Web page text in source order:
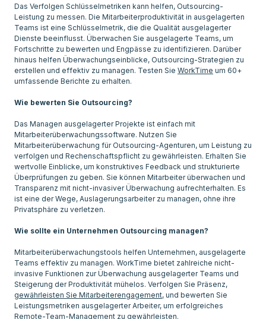
Das Verfolgen Schlüsselmetriken kann helfen, Outsourcing-
Leistung zu messen. Die Mitarbeiterproduktivität in ausgelagerten
Teams ist eine Schlüsselmetrik, die die Qualität ausgelagerter
Dienste beeinflusst. Überwachen Sie ausgelagerte Teams, um
Fortschritte zu bewerten und Engpässe zu identifizieren. Darüber
hinaus helfen Überwachungseinblicke, Outsourcing-Strategien zu
erstellen und effektiv zu managen. Testen Sie WorkTime um 60+
umfassende Berichte zu erhalten.
Wie bewerten Sie Outsourcing?
Das Managen ausgelagerter Projekte ist einfach mit
Mitarbeiterüberwachungssoftware. Nutzen Sie
Mitarbeiterüberwachung für Outsourcing-Agenturen, um Leistung zu
verfolgen und Rechenschaftspflicht zu gewährleisten. Erhalten Sie
wertvolle Einblicke, um konstruktives Feedback und strukturierte
Überprüfungen zu geben. Sie können Mitarbeiter überwachen und
Transparenz mit nicht-invasiver Überwachung aufrechterhalten. Es
ist eine der Wege, Auslagerungsarbeiter zu managen, ohne ihre
Privatsphäre zu verletzen.
Wie sollte ein Unternehmen Outsourcing managen?
Mitarbeiterüberwachungstools helfen Unternehmen, ausgelagerte
Teams effektiv zu managen. WorkTime bietet zahlreiche nicht-
invasive Funktionen zur Überwachung ausgelagerter Teams und
Steigerung der Produktivität mühelos. Verfolgen Sie Präsenz,
gewährleisten Sie Mitarbeiterengagement, und bewerten Sie
Leistungsmetriken ausgelagerter Arbeiter, um erfolgreiches
Remote-Team-Management zu gewährleisten.